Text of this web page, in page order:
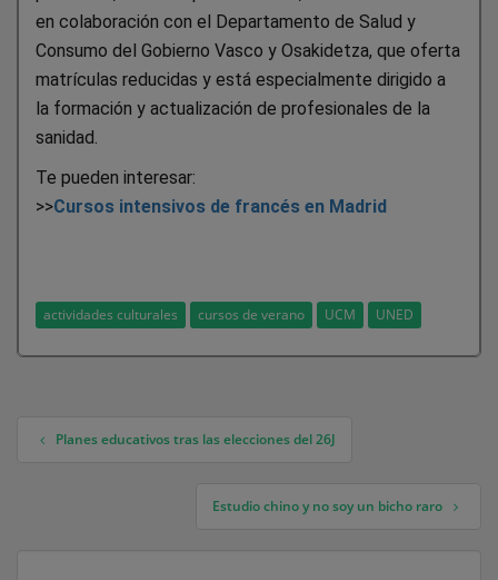
en colaboración con el Departamento de Salud y
Consumo del Gobierno Vasco y Osakidetza, que oferta
matrículas reducidas y está especialmente dirigido a
la formación y actualización de profesionales de la
sanidad.
Te pueden interesar:
>>Cursos intensivos de francés en Madrid
actividades culturales cursos de verano UCM UNED
Navegación de entradas
Planes educativos tras las elecciones del 26J
Estudio chino y no soy un bicho raro